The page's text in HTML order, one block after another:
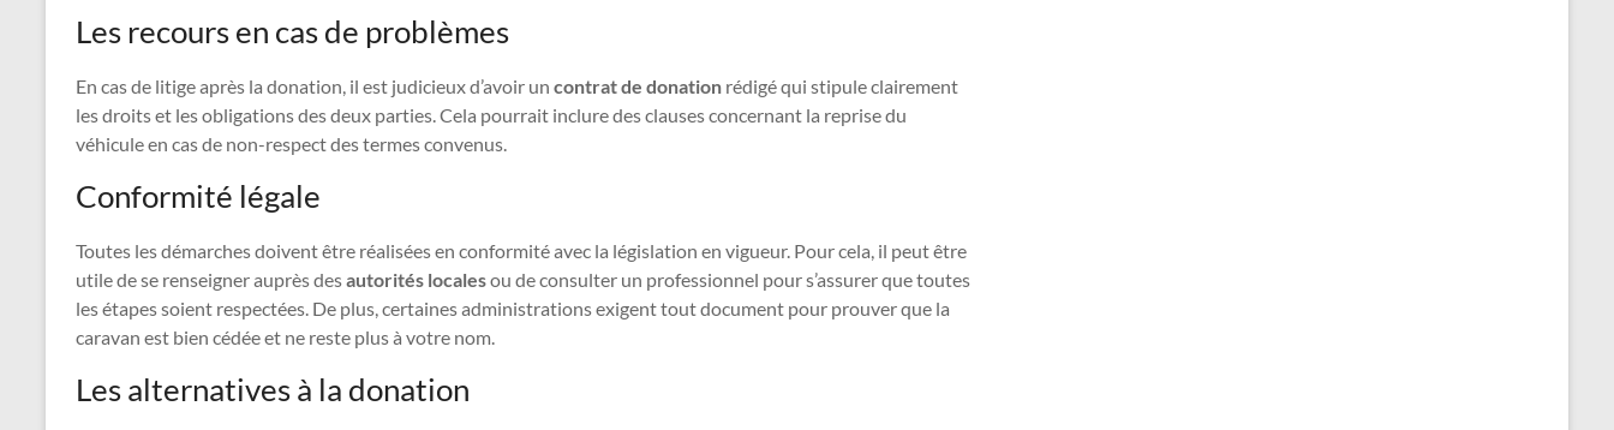
Les recours en cas de problèmes
En cas de litige après la donation, il est judicieux d’avoir un contrat de donation rédigé qui stipule clairement
les droits et les obligations des deux parties. Cela pourrait inclure des clauses concernant la reprise du
véhicule en cas de non-respect des termes convenus.
Conformité légale
Toutes les démarches doivent être réalisées en conformité avec la législation en vigueur. Pour cela, il peut être
utile de se renseigner auprès desautorités localesou de consulter un professionnel pour s’assurer que toutes
les étapes soient respectées. De plus, certaines administrations exigent tout document pour prouver que la
caravan est bien cédée et ne reste plus à votre nom.
Les alternatives à la donation